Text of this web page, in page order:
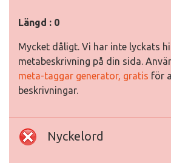
Längd : 0
Mycket dåligt. Vi har inte lyckats
metabeskrivning på din sida.
meta-taggar generator, gratis för
beskrivningar.
Nyckelord